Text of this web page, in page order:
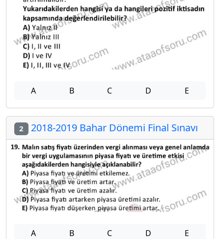
A B C D E
2 2018-2019 Bahar Dönemi Final Sınavı
A B C D E